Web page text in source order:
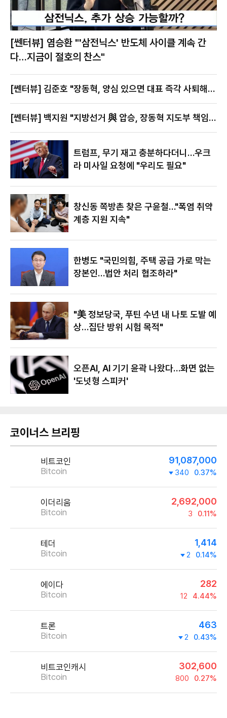
[쎈터뷰] 염승환 "'삼전닉스' 반도체 사이클 계속 간
다…지금이 절호의 찬스"
[쎈터뷰] 김준호 "장동혁, 양심 있으면 대표 즉각 사퇴해
야"
[쎈터뷰] 백지원 "지방선거 與 압승, 장동혁 지도부 책임
있어"
트럼프, 무기 재고 충분하다더니…우크
라 미사일 요청에 "우리도 필요"
창신동 쪽방촌 찾은 구윤철…"폭염 취약
계층 지원 지속"
한병도 "국민의힘, 주택 공급 가로 막는
장본인…법안 처리 협조하라"
"美 정보당국, 푸틴 수년 내 나토 도발 예
상…집단 방위 시험 목적"
오픈AI, AI 기기 윤곽 나왔다…화면 없는
'도넛형 스피커'
코이너스 브리핑
비트코인
Bitcoin
91,087,000
340 0.37%
이더리움
Bitcoin
2,692,000
3 0.11%
테더
Bitcoin
1,414
2 0.14%
에이다
Bitcoin
282
12 4.44%
트론
Bitcoin
463
2 0.43%
비트코인캐시
Bitcoin
302,600
800 0.27%